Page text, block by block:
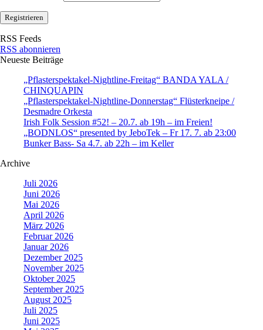
RSS Feeds
RSS abonnieren
Neueste Beiträge
„Pflasterspektakel-Nightline-Freitag“ BANDA YALA /
CHINQUAPIN
„Pflasterspektakel-Nightline-Donnerstag“ Flüsterkneipe /
Desmadre Orkesta
Irish Folk Session #52! – 20.7. ab 19h – im Freien!
„BODNLOS“ presented by JeboTek – Fr 17. 7. ab 23:00
Bunker Bass- Sa 4.7. ab 22h – im Keller
Archive
Juli 2026
Juni 2026
Mai 2026
April 2026
März 2026
Februar 2026
Januar 2026
Dezember 2025
November 2025
Oktober 2025
September 2025
August 2025
Juli 2025
Juni 2025